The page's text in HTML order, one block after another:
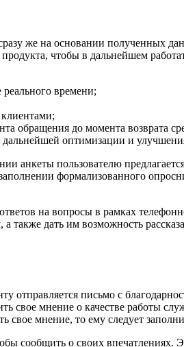
же на основании полученных
чтобы в дальнейшем
времени;
обращения до момента возврата
оптимизации и
пользователю
формализованного
на вопросы в рамках
также дать им возможность
отправляется письмо с
свое мнение о качестве работы
свое мнение, то ему следует
сообщить о своих впечатлениях.